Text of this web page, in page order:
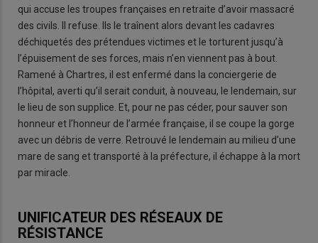
qui accuse les troupes françaises en retraite d’avoir massacré
des civils. Il refuse. Ils le traînent alors devant les cadavres
déchiquetés des prétendues victimes et le torturent jusqu’à
l’épuisement de ses forces, mais n’en viennent pas à bout.
Ramené à Chartres, il est enfermé dans la conciergerie de
l’hôpital, averti qu’il serait conduit, à nouveau, le lendemain, sur
le lieu de son supplice. Et, pour ne pas céder, pour sauver son
honneur et l’honneur de l’armée française, il se coupe la gorge
avec un débris de verre. Retrouvé le lendemain au milieu d’une
mare de sang et transporté à la préfecture, il échappe à la mort
par miracle.
UNIFICATEUR DES RÉSEAUX DE
RÉSISTANCE